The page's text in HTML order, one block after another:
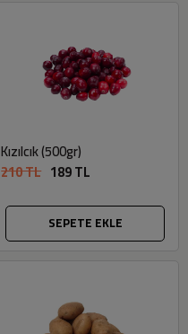
Kızılcık (500gr)
210 TL 189 TL
SEPETE EKLE